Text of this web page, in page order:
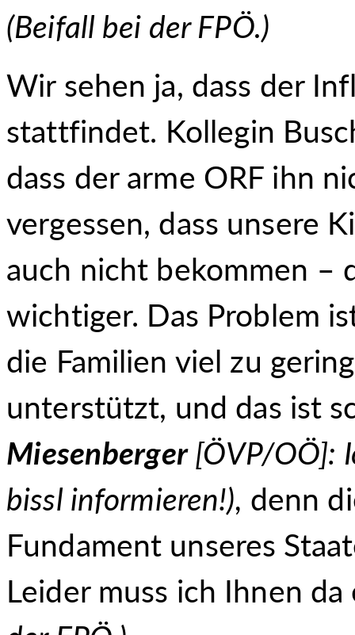
(Beifall bei der FPÖ.)
Wir sehen ja, dass der
stattfindet. Kollegin
dass der arme ORF ihn
vergessen, dass unsere
auch nicht bekommen –
wichtiger. Das Problem
die Familien viel zu
unterstützt, und das ist
Miesenberger[ÖVP/OÖ]:
bissl informieren!), denn
Fundament unseres
Leider muss ich Ihnen